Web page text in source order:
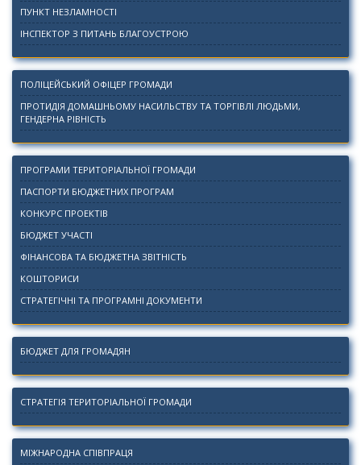
ПУНКТ НЕЗЛАМНОСТІ
ІНСПЕКТОР З ПИТАНЬ БЛАГОУСТРОЮ
ПОЛІЦЕЙСЬКИЙ ОФІЦЕР ГРОМАДИ
ПРОТИДІЯ ДОМАШНЬОМУ НАСИЛЬСТВУ ТА ТОРГІВЛІ ЛЮДЬМИ,
ГЕНДЕРНА РІВНІСТЬ
ПРОГРАМИ ТЕРИТОРІАЛЬНОЇ ГРОМАДИ
ПАСПОРТИ БЮДЖЕТНИХ ПРОГРАМ
КОНКУРС ПРОЕКТІВ
БЮДЖЕТ УЧАСТІ
ФІНАНСОВА ТА БЮДЖЕТНА ЗВІТНІСТЬ
КОШТОРИСИ
СТРАТЕГІЧНІ ТА ПРОГРАМНІ ДОКУМЕНТИ
БЮДЖЕТ ДЛЯ ГРОМАДЯН
СТРАТЕГІЯ ТЕРИТОРІАЛЬНОЇ ГРОМАДИ
МІЖНАРОДНА СПІВПРАЦЯ